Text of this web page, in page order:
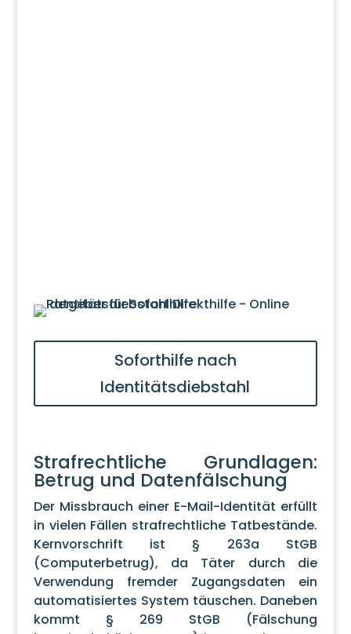
Soforthilfe nach
Identitätsdiebstahl
Strafrechtliche Grundlagen:
Betrug und Datenfälschung
Der Missbrauch einer E-Mail-Identität erfüllt
in vielen Fällen strafrechtliche Tatbestände.
Kernvorschrift ist § 263a StGB
(Computerbetrug), da Täter durch die
Verwendung fremder Zugangsdaten ein
automatisiertes System täuschen. Daneben
kommt § 269 StGB (Fälschung